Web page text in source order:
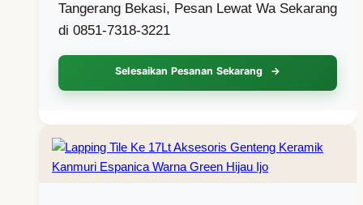
Tangerang Bekasi, Pesan Lewat Wa Sekarang
di 0851-7318-3221
Selesaikan Pesanan Sekarang